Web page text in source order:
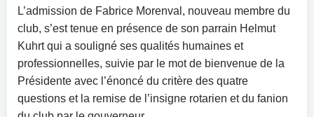
L’admission de Fabrice Morenval, nouveau membre du
club, s’est tenue en présence de son parrain Helmut
Kuhrt qui a souligné ses qualités humaines et
professionnelles, suivie par le mot de bienvenue de la
Présidente avec l’énoncé du critère des quatre
questions et la remise de l’insigne rotarien et du fanion